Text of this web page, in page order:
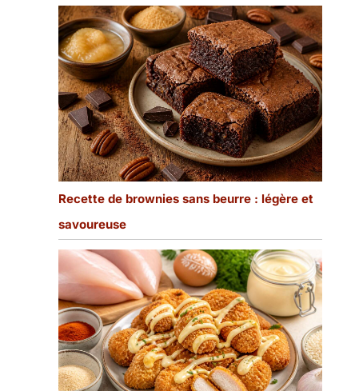
Recette de brownies sans beurre : légère et
savoureuse